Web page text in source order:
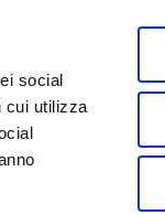
social
cui utilizza